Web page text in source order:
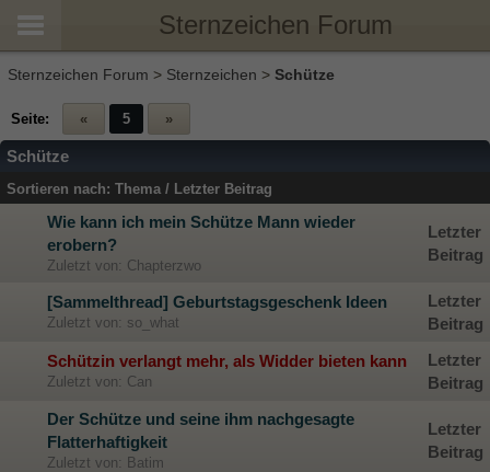
Sternzeichen Forum
Sternzeichen Forum > Sternzeichen > Schütze
Seite: « 5 »
Schütze
Sortieren nach: Thema / Letzter Beitrag
Wie kann ich mein Schütze Mann wieder
erobern?
Zuletzt von: Chapterzwo
Letzter
Beitrag
[Sammelthread] Geburtstagsgeschenk Ideen
Zuletzt von: so_what
Letzter
Beitrag
Schützin verlangt mehr, als Widder bieten kann
Zuletzt von: Can
Letzter
Beitrag
Der Schütze und seine ihm nachgesagte
Flatterhaftigkeit
Zuletzt von: Batim
Letzter
Beitrag